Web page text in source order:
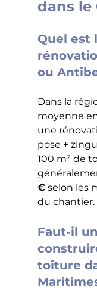
dans le
Quel est
ou
Dans la
moyenne
une
pose +
100 m² de
€ selon les
du chantier.
Faut-il
toiture